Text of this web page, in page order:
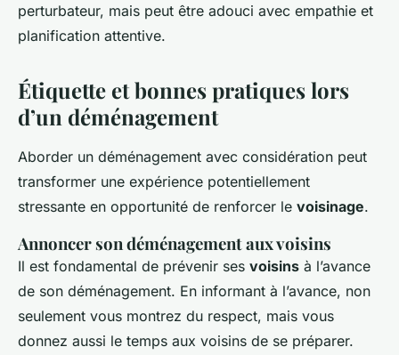
perturbateur, mais peut être adouci avec empathie et
planification attentive.
Étiquette et bonnes pratiques lors
d’un déménagement
Aborder un déménagement avec considération peut
transformer une expérience potentiellement
stressante en opportunité de renforcer le voisinage.
Annoncer son déménagement aux voisins
Il est fondamental de prévenir ses voisins à l’avance
de son déménagement. En informant à l’avance, non
seulement vous montrez du respect, mais vous
donnez aussi le temps aux voisins de se préparer.